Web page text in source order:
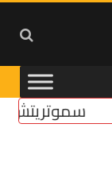
سموتريتش: